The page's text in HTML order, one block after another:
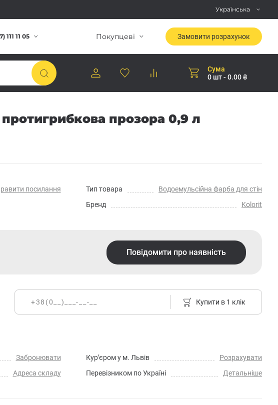
Українська
111 11 05 Покупцеві Замовити розрахунок
Сума
0 шт - 0.00 ₴
прозора 0,9 л
посилання Тип товара
Водоемульсійна фарба для стін
Бренд
Kolorit
Повідомити про наявність
Купити в 1 клік
Забронювати
Адреса складу
Кур’єром у м. Львів
Розрахувати
Перевізником по Україні
Детальніше